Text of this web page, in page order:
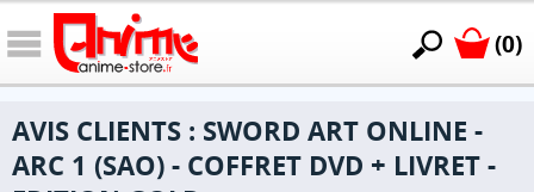
(0)
AVIS CLIENTS : SWORD ART ONLINE -
ARC 1 (SAO) - COFFRET DVD + LIVRET -